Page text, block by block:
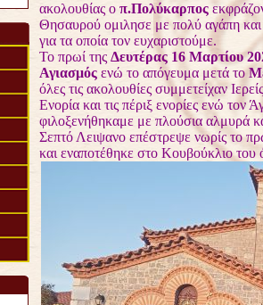
ακολουθίας ο π.Πολύκαρπος
Θησαυρού ομιλησε με πολύ αγάπη
για τα οποία τον ευχαριστούμε.
Το πρωί της Δευτέρας 16 Μαρτίου
Αγιασμός ενώ το απόγευμα μετά το
όλες τις ακολουθίες συμμετείχαν
Ενορία και τις πέριξ ενορίες ενώ τον
φιλοξενήθηκαμε με πλούσια αλμυρά
Σεπτό Λειψανο επέστρεψε νωρίς το
και εναποτέθηκε στο Κουβούκλιο